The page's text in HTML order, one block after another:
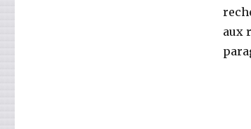
aux